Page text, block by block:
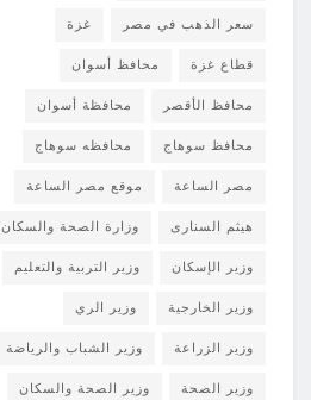
سعر الذهب في مصر غزة
قطاع غزة محافظ أسوان
محافظ الأقصر محافظة أسوان
محافظ سوهاج محافظه سوهاج
مصر الساعة موقع مصر الساعة
هيثم السنارى وزارة الصحة والسكان
وزير الإسكان وزير التربية والتعليم
وزير الخارجية وزير الري
وزير الزراعة وزير الشباب والرياضة
وزير الصحة وزير الصحة والسكان